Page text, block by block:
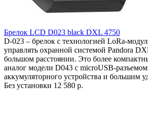
Брелок LCD D023 black DXL 4750
D-023 – брелок с технологией LoRa-
управлять охранной системой Pandora
большом расстоянии. Это более
аналог модели D043 с microUSB-
аккумуляторного устройства и большим
Без установки 12 580 р.